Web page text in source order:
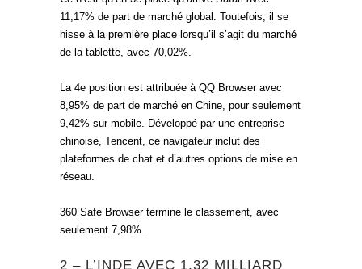
11,17% de part de marché global. Toutefois, il se
hisse à la première place lorsqu’il s’agit du marché
de la tablette, avec 70,02%.
La 4e position est attribuée à QQ Browser avec
8,95% de part de marché en Chine, pour seulement
9,42% sur mobile. Développé par une entreprise
chinoise, Tencent, ce navigateur inclut des
plateformes de chat et d’autres options de mise en
réseau.
360 Safe Browser termine le classement, avec
seulement 7,98%.
2 – L’INDE AVEC 1,32 MILLIARD